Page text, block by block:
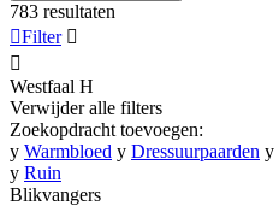
783 resultaten
Filter 

Westfaal H
Verwijder alle filters
Zoekopdracht toevoegen:
y Warmbloed y Dressuurpaarden y
y Ruin
Blikvangers